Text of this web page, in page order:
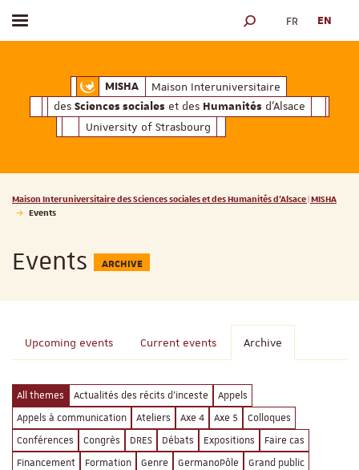
MISHAMaison Interuniversitaire des
Maison Interuniversitaire
des Sciences sociales et des Humanités d'Alsace
University of Strasbourg
Toggle menu SEARCH ENGINE
FR EN
Vous êtes ici :
Maison Interuniversitaire des Sciences sociales et des Humanités d'Alsace | MISHA
Events
Events ARCHIVE
Upcoming events Current events Archive
All themes Actualités des récits d'inceste
Appels
Appels à communication
Ateliers Axe 4 Axe 5
Colloques
Conférences
Congrès DRES Débats Expositions
Faire cas
Financement
Formation Genre GermanoPôle
Grand public